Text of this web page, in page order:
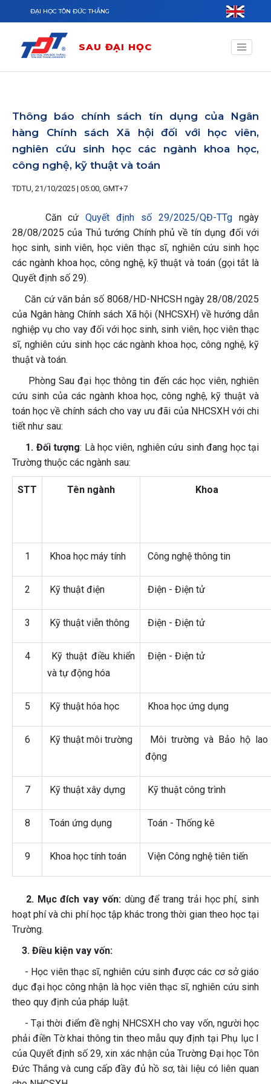
Nhảy đến nội dung
ĐẠI HỌC TÔN ĐỨC THẮNG
SAU ĐẠI HỌC
Thông báo chính sách tín dụng của Ngân
hàng Chính sách Xã hội đối với học viên,
nghiên cứu sinh học các ngành khoa học,
công nghệ, kỹ thuật và toán
TDTU, 21/10/2025 | 05:00, GMT+7
Căn cứQuyết định số 29/2025/QĐ-TTg ngày
28/08/2025 của Thủ tướng Chính phủ về tín dụng đối với
học sinh, sinh viên, học viên thạc sĩ, nghiên cứu sinh học
các ngành khoa học, công nghệ, kỹ thuật và toán (gọi tắt là
Quyết định số 29).
Căn cứ văn bản số 8068/HD-NHCSH ngày 28/08/2025
của Ngân hàng Chính sách Xã hội (NHCSXH) về hướng dẫn
nghiệp vụ cho vay đối với học sinh, sinh viên, học viên thạc
sĩ, nghiên cứu sinh học các ngành khoa học, công nghệ, kỹ
thuật và toán.
Phòng Sau đại học thông tin đến các học viên, nghiên
cứu sinh của các ngành khoa học, công nghệ, kỹ thuật và
toán học về chính sách cho vay ưu đãi của NHCSXH với chi
tiết như sau:
1. Đối tượng: Là học viên, nghiên cứu sinh đang học tại
Trường thuộc các ngành sau:
STT Tên ngành Khoa
1 Khoa học máy tính Công nghệ thông tin
2 Kỹ thuật điện Điện - Điện tử
3 Kỹ thuật viễn thông Điện - Điện tử
4
Kỹ thuật điều khiển
và tự động hóa
Điện - Điện tử
5 Kỹ thuật hóa học Khoa học ứng dụng
6 Kỹ thuật môi trường
Môi trường và Bảo hộ lao
động
7 Kỹ thuật xây dựng Kỹ thuật công trình
8 Toán ứng dụng Toán - Thống kê
9 Khoa học tính toán Viện Công nghệ tiên tiến
2. Mục đích vay vốn: dùng để trang trải học phí, sinh
hoạt phí và chi phí học tập khác trong thời gian theo học tại
Trường.
3. Điều kiện vay vốn:
- Học viên thạc sĩ, nghiên cứu sinh được các cơ sở giáo
dục đại học công nhận là học viên thạc sĩ, nghiên cứu sinh
theo quy định của pháp luật.
- Tại thời điểm đề nghị NHCSXH cho vay vốn, người học
phải điền Tờ khai thông tin theo mẫu quy định tại Phụ lục I
của Quyết định số 29, xin xác nhận của Trường Đại học Tôn
Đức Thắng và cung cấp đầy đủ hồ sơ, tài liệu có liên quan